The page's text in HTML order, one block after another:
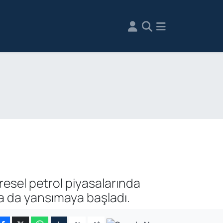
petrol piyasalarında
da yansımaya başladı.